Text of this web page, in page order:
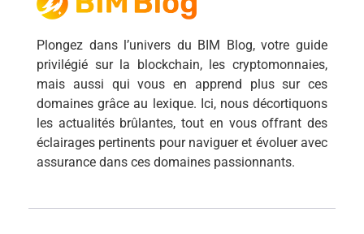
Plongez dans l’univers du BIM Blog, votre guide
privilégié sur la blockchain, les cryptomonnaies,
mais aussi qui vous en apprend plus sur ces
domaines grâce au lexique. Ici, nous décortiquons
les actualités brûlantes, tout en vous offrant des
éclairages pertinents pour naviguer et évoluer avec
assurance dans ces domaines passionnants.